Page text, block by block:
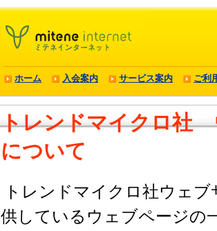
ホーム 入会案内 サービス案内 ご利
トレンドマイクロ社
について
トレンドマイクロ社ウェ
供しているウェブページの